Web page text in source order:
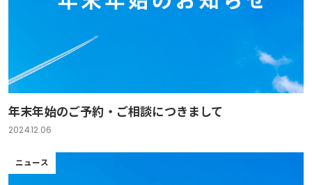
年末年始のご予約・ご相談につきまして
2024.12.06
ニュース